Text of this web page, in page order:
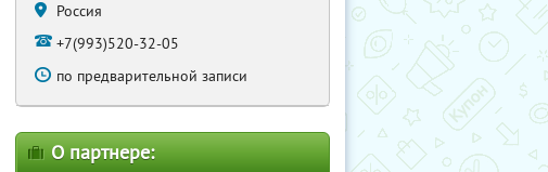
Россия
+7(993)520-32-05
по предварительной записи
О партнере: